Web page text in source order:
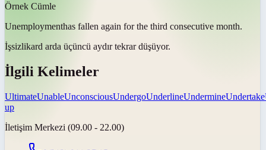
Örnek Cümle
Unemploymenthas fallen again for the third consecutive month.
İşsizlikard arda üçüncü aydır tekrar düşüyor.
İlgili Kelimeler
UltimateUnableUnconsciousUndergoUnderlineUndermineUndertake
up
İletişim Merkezi (09.00 - 22.00)